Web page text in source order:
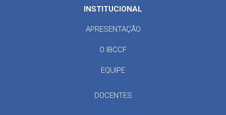
INSTITUCIONAL
APRESENTAÇÃO
O IBCCF
EQUIPE
DOCENTES